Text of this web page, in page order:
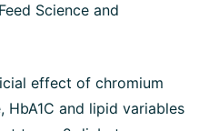
Science and
effect of chromium
HbA1C and lipid variables